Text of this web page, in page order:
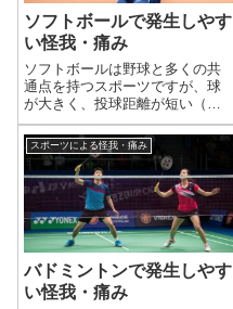
ソフトボールで発生しやす
い怪我・痛み
ソフトボールは野球と多くの共
通点を持つスポーツですが、球
が大きく、投球距離が短い（ピ
ッチャーズマウンドからホーム
ベースまでが短い）、ベース間
の距離が短い、アンダースロー
投球、そして塁が固定されてい
る（野球は塁が外れる）といっ
た特性から、野球...
スポーツによる怪我・痛み
バドミントンで発生しやす
い怪我・痛み